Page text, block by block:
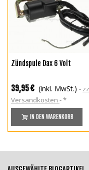
Zündspule Dax 6 Volt
39,95 € (inkl. MwSt.)
Versandkosten
*
IN DEN WARENKORB